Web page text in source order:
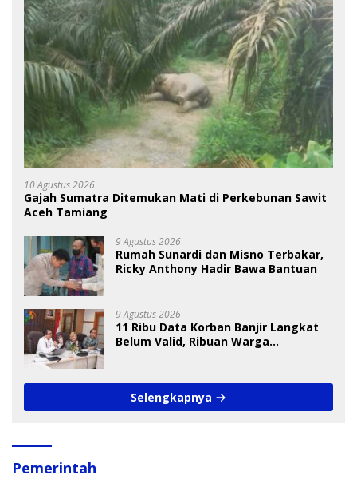
10 Agustus 2026
Gajah Sumatra Ditemukan Mati di Perkebunan Sawit
Aceh Tamiang
9 Agustus 2026
Rumah Sunardi dan Misno Terbakar,
Ricky Anthony Hadir Bawa Bantuan
9 Agustus 2026
11 Ribu Data Korban Banjir Langkat
Belum Valid, Ribuan Warga
Selengkapnya
Pemerintah